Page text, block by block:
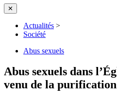
✕
Actualités >
Société
Abus sexuels
Abus sexuels dans
venu de la purification